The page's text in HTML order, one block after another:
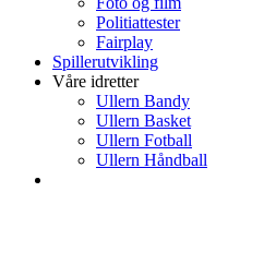
Politiattester
Fairplay
Spillerutvikling
Våre idretter
Ullern Bandy
Ullern Basket
Ullern Fotball
Ullern Håndball